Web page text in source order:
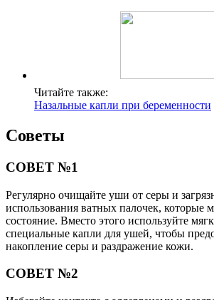
Читайте также:
Назальные капли при беременности
Советы
СОВЕТ №1
Регулярно очищайте уши от серы и
использования ватных палочек, которые
состояние. Вместо этого используйте
специальные капли для ушей, чтобы
накопление серы и раздражение кожи.
СОВЕТ №2